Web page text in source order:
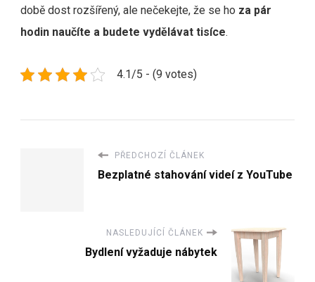
době dost rozšířený, ale nečekejte, že se ho za pár
hodin naučíte a budete vydělávat tisíce.
4.1/5 - (9 votes)
PŘEDCHOZÍ ČLÁNEK
Bezplatné stahování videí z YouTube
NASLEDUJÍCÍ ČLÁNEK
Bydlení vyžaduje nábytek